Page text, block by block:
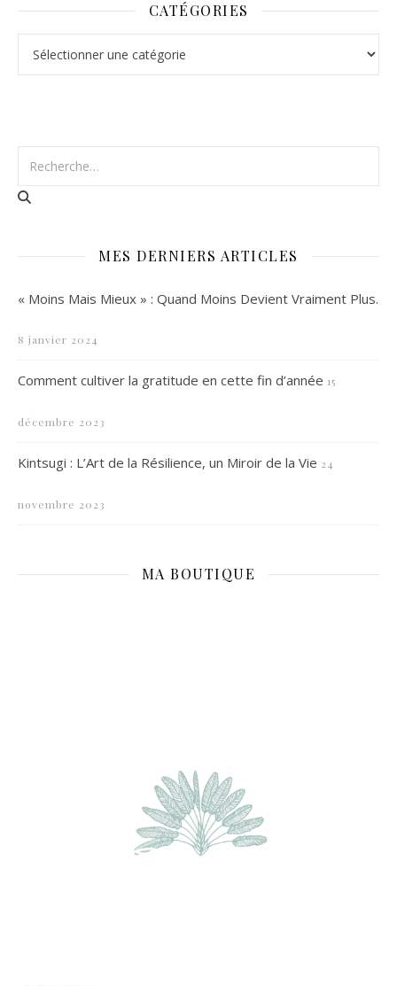
CATÉGORIES
MES DERNIERS ARTICLES
« Moins Mais Mieux » : Quand Moins Devient Vraiment Plus.
8 janvier 2024
Comment cultiver la gratitude en cette fin d’année 15
décembre 2023
Kintsugi : L’Art de la Résilience, un Miroir de la Vie 24
novembre 2023
MA BOUTIQUE